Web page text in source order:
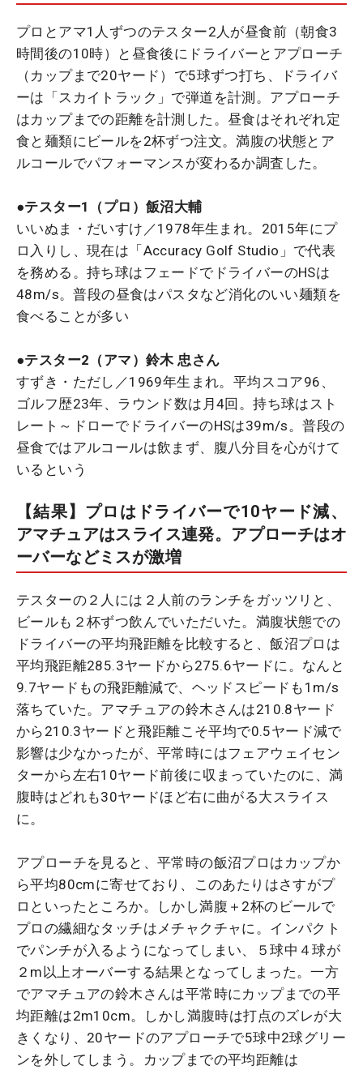
プロとアマ1人ずつのテスター2人が昼食前（朝食3
時間後の10時）と昼食後にドライバーとアプローチ
（カップまで20ヤード）で5球ずつ打ち、ドライバ
ーは「スカイトラック」で弾道を計測。アプローチ
はカップまでの距離を計測した。昼食はそれぞれ定
食と麺類にビールを2杯ずつ注文。満腹の状態とア
ルコールでパフォーマンスが変わるか調査した。
●テスター1（プロ）飯沼大輔
いいぬま・だいすけ／1978年生まれ。2015年にプ
ロ入りし、現在は「Accuracy Golf Studio」で代表
を務める。持ち球はフェードでドライバーのHSは
48m/s。普段の昼食はパスタなど消化のいい麺類を
食べることが多い
●テスター2（アマ）鈴木 忠さん
すずき・ただし／1969年生まれ。平均スコア96、
ゴルフ歴23年、ラウンド数は月4回。持ち球はスト
レート～ドローでドライバーのHSは39m/s。普段の
昼食ではアルコールは飲まず、腹八分目を心がけて
いるという
【結果】プロはドライバーで10ヤード減、
アマチュアはスライス連発。アプローチはオ
ーバーなどミスが激増
テスターの２人には２人前のランチをガッツリと、
ビールも２杯ずつ飲んでいただいた。満腹状態での
ドライバーの平均飛距離を比較すると、飯沼プロは
平均飛距離285.3ヤードから275.6ヤードに。なんと
9.7ヤードもの飛距離減で、ヘッドスピードも1m/s
落ちていた。アマチュアの鈴木さんは210.8ヤード
から210.3ヤードと飛距離こそ平均で0.5ヤード減で
影響は少なかったが、平常時にはフェアウェイセン
ターから左右10ヤード前後に収まっていたのに、満
腹時はどれも30ヤードほど右に曲がる大スライス
に。
アプローチを見ると、平常時の飯沼プロはカップか
ら平均80cmに寄せており、このあたりはさすがプ
ロといったところか。しかし満腹＋2杯のビールで
プロの繊細なタッチはメチャクチャに。インパクト
でパンチが入るようになってしまい、５球中４球が
２m以上オーバーする結果となってしまった。一方
でアマチュアの鈴木さんは平常時にカップまでの平
均距離は2m10cm。しかし満腹時は打点のズレが大
きくなり、20ヤードのアプローチで5球中2球グリー
ンを外してしまう。カップまでの平均距離は